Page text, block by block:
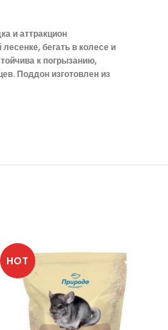
и аттракцион
бегать в колесе и
к погрызанию,
Поддон изготовлен из
HOT